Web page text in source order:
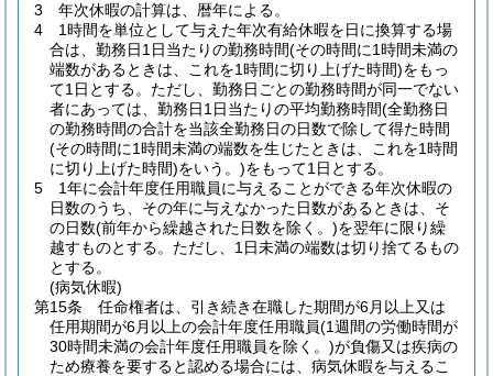
3
年次休暇の計算は、暦年による。
4
1時間を単位として与えた年次有給休暇を日に換算する場
合は、勤務日1日当たりの勤務時間(その時間に1時間未満の
端数があるときは、これを1時間に切り上げた時間)をもっ
て1日とする。 ただし、勤務日ごとの勤務時間が同一でない
者にあっては、勤務日1日当たりの平均勤務時間(全勤務日
の勤務時間の合計を当該全勤務日の日数で除して得た時間
(その時間に1時間未満の端数を生じたときは、これを1時間
に切り上げた時間)をいう。)をもって1日とする。
5
1年に会計年度任用職員に与えることができる年次休暇の
日数のうち、その年に与えなかった日数があるときは、そ
の日数(前年から繰越された日数を除く。)を翌年に限り繰
越すものとする。 ただし、1日未満の端数は切り捨てるもの
とする。
(病気休暇)
第15条
任命権者は、引き続き在職した期間が6月以上又は
任用期間が6月以上の会計年度任用職員(1週間の労働時間が
30時間未満の会計年度任用職員を除く。)が負傷又は疾病の
ため療養を要すると認める場合には、病気休暇を与えるこ